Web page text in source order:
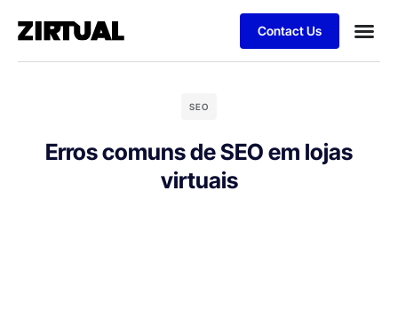
Contact Us
SEO
Erros comuns de SEO em lojas
virtuais